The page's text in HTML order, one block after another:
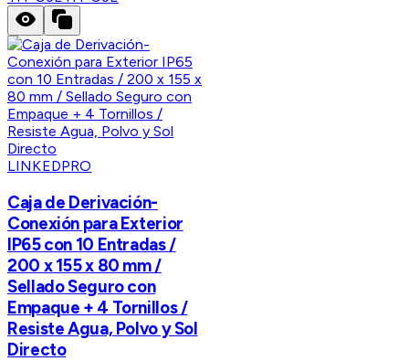
LINKEDPRO
Caja de Derivación-
Conexión para Exterior
IP65 con 10 Entradas /
200 x 155 x 80 mm /
Sellado Seguro con
Empaque + 4 Tornillos /
Resiste Agua, Polvo y Sol
Directo